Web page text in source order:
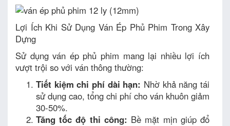
Lợi Ích Khi Sử Dụng Ván Ép Phủ Phim Trong Xây
Dựng
Sử dụng ván ép phủ phim mang lại nhiều lợi ích
vượt trội so với ván thông thường:
Tiết kiệm chi phí dài hạn: Nhờ khả năng tái
sử dụng cao, tổng chi phí cho ván khuôn giảm
30-50%.
Tăng tốc độ thi công: Bề mặt mịn giúp đổ